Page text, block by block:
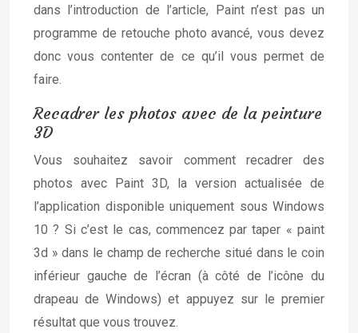
dans l’introduction de l’article, Paint n’est pas un
programme de retouche photo avancé, vous devez
donc vous contenter de ce qu’il vous permet de
faire.
Recadrer les photos avec de la peinture
3D
Vous souhaitez savoir comment recadrer des
photos avec Paint 3D, la version actualisée de
l’application disponible uniquement sous Windows
10 ? Si c’est le cas, commencez par taper « paint
3d » dans le champ de recherche situé dans le coin
inférieur gauche de l’écran (à côté de l’icône du
drapeau de Windows) et appuyez sur le premier
résultat que vous trouvez.